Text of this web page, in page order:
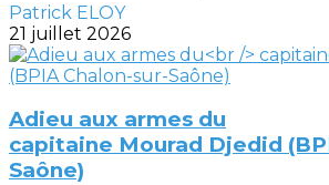
Patrick ELOY
21 juillet 2026
Adieu aux armes du
capitaine Mourad Djedid
Saône)